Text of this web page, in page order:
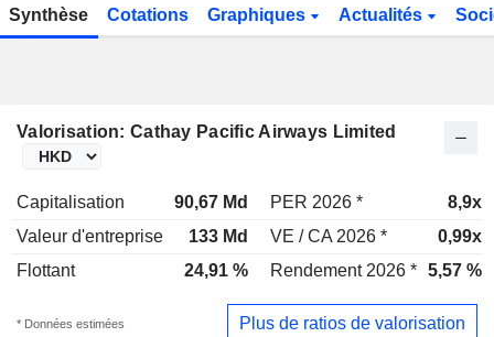
Synthèse Cotations Graphiques Actualités
Valorisation: Cathay Pacific Airways Limited
Capitalisation 90,67 Md PER 2026 *
8,9x
Valeur d'entreprise
133 Md VE / CA 2026 *
0,99x
Flottant
24,91 % Rendement 2026 * 5,57 %
* Données estimées Plus de ratios de valorisation